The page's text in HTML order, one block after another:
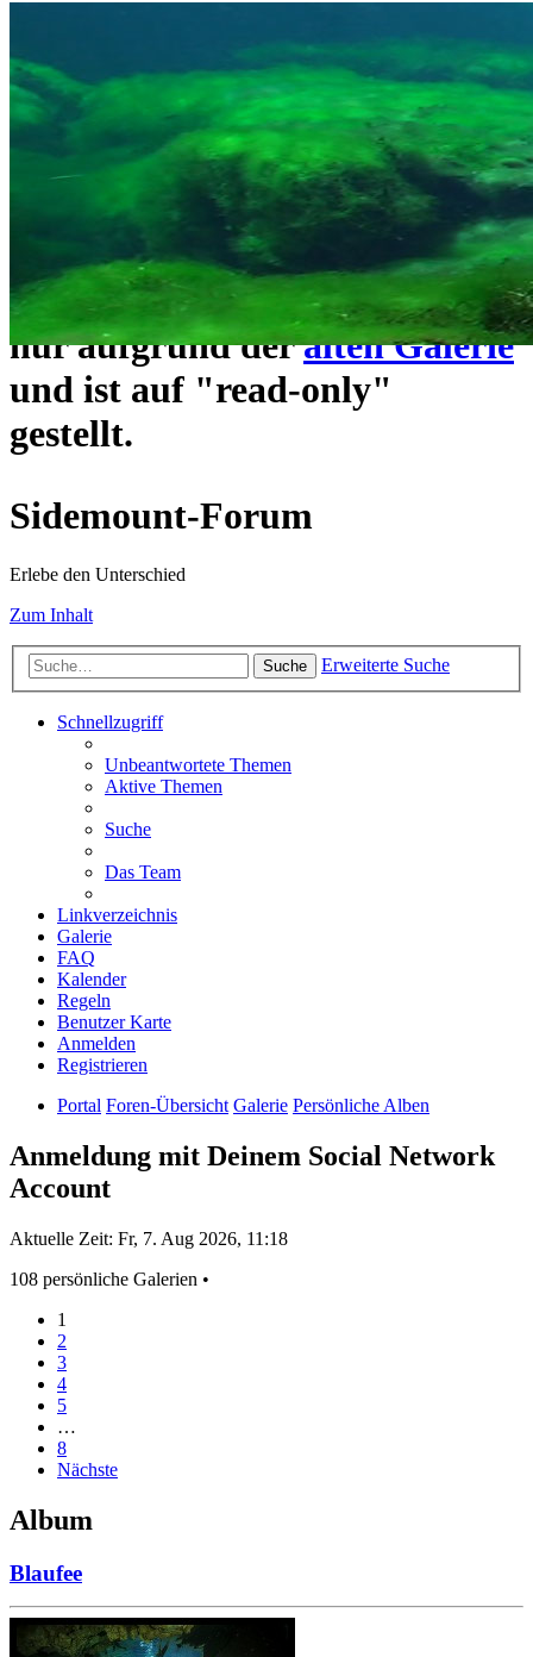
Das Sidemount-Forum ist auf
ein neues Forensystem
umgezogen und wie gewohnt
unterhttps://www.sidemount-
forum.com
erreichbar.
Das alte Forum hier existiert
nur aufgrund deralten Galerie
und ist auf "read-only"
gestellt.
Sidemount-Forum
Erlebe den Unterschied
Zum Inhalt
Suche Erweiterte Suche
Schnellzugriff
Unbeantwortete Themen
Aktive Themen
Suche
Das Team
Linkverzeichnis
Galerie
FAQ
Kalender
Regeln
Benutzer Karte
Anmelden
Registrieren
Portal Foren-Übersicht Galerie Persönliche Alben
Anmeldung mit Deinem Social Network
Account
Aktuelle Zeit: Fr, 7. Aug 2026, 11:18
108 persönliche Galerien •
1
2
3
4
5
…
8
Nächste
Album
Blaufee